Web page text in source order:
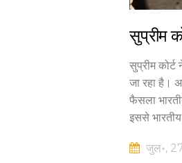
सुप्रीम
सुप्रीम
जा रहा है।
फैसला
इससे भारतीय
जुल॰,